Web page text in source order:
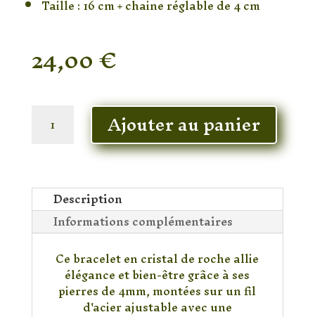
Taille : 16 cm + chaine réglable de 4 cm
24,00€
roche
Chic
4mm
Ajouter au panier
Description
Informations complémentaires
Ce bracelet en cristal de roche allie
élégance et bien-être grâce à ses
pierres de 4mm, montées sur un fil
d'acier ajustable avec une